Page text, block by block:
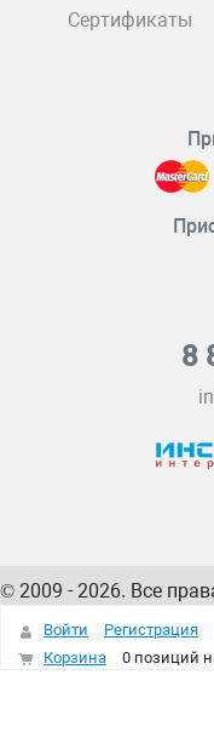
Сертификаты
8
© 2009 - 2026. Все
информация на сайте –
интернет-магазина
Войти
Регистрация
Корзина
0 позиций